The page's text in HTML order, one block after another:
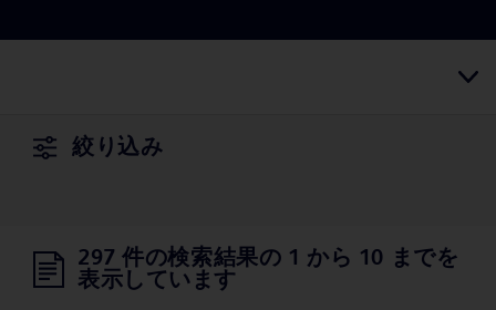
絞り込み
297 件の検索結果の 1 から 10 までを
表示しています